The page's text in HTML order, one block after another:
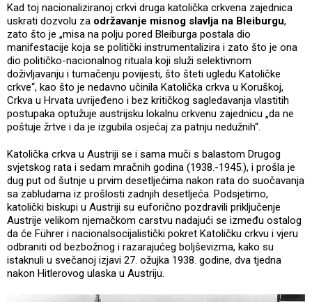
Kad toj nacionaliziranoj crkvi druga katolička crkvena zajednica
uskrati dozvolu za održavanje misnog slavlja na Bleiburgu,
zato što je „misa na polju pored Bleiburga postala dio
manifestacije koja se politički instrumentalizira i zato što je ona
dio političko-nacionalnog rituala koji služi selektivnom
doživljavanju i tumačenju povijesti, što šteti ugledu Katoličke
crkve“, kao što je nedavno učinila Katolička crkva u Koruškoj,
Crkva u Hrvata uvrijeđeno i bez kritičkog sagledavanja vlastitih
postupaka optužuje austrijsku lokalnu crkvenu zajednicu „da ne
poštuje žrtve i da je izgubila osjećaj za patnju nedužnih“.
Katolička crkva u Austriji se i sama muči s balastom Drugog
svjetskog rata i sedam mračnih godina (1938.-1945.), i prošla je
dug put od šutnje u prvim desetljećima nakon rata do suočavanja
sa zabludama iz prošlosti zadnjih desetljeća. Podsjetimo,
katolički biskupi u Austriji su euforično pozdravili priključenje
Austrije velikom njemačkom carstvu nadajući se između ostalog
da će Führer i nacionalsocijalistički pokret Katoličku crkvu i vjeru
odbraniti od bezbožnog i razarajućeg boljševizma, kako su
istaknuli u svečanoj izjavi 27. ožujka 1938. godine, dva tjedna
nakon Hitlerovog ulaska u Austriju.